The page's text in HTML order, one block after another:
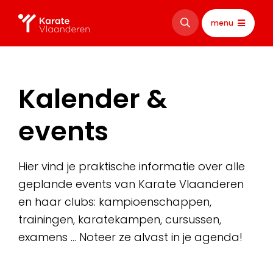
menu
Kalender &
events
Hier vind je praktische informatie over alle
geplande events van Karate Vlaanderen
en haar clubs: kampioenschappen,
trainingen, karatekampen, cursussen,
examens … Noteer ze alvast in je agenda!